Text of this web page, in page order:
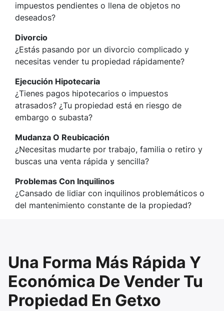
impuestos pendientes o llena de objetos no
deseados?
Divorcio
¿Estás pasando por un divorcio complicado y
necesitas vender tu propiedad rápidamente?
Ejecución Hipotecaria
¿Tienes pagos hipotecarios o impuestos
atrasados? ¿Tu propiedad está en riesgo de
embargo o subasta?
Mudanza O Reubicación
¿Necesitas mudarte por trabajo, familia o retiro y
buscas una venta rápida y sencilla?
Problemas Con Inquilinos
¿Cansado de lidiar con inquilinos problemáticos o
del mantenimiento constante de la propiedad?
Una Forma Más Rápida Y
Económica De Vender Tu
Propiedad En Getxo